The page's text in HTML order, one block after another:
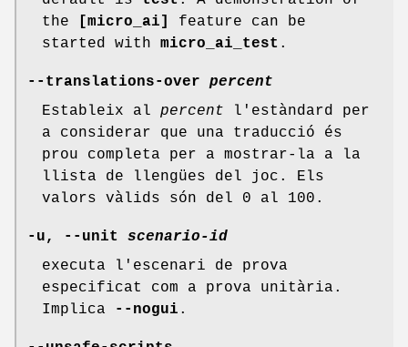
the
[micro_ai]
feature can be
started with micro_ai_test .
--translations-over percent
Estableix al percent l'estàndard per
a considerar que una traducció és
prou completa per a mostrar-la a la
llista de llengües del joc. Els
valors vàlids són del 0 al 100.
-u, --unit
scenario-id
executa l'escenari de prova
especificat com a prova unitària.
Implica
--nogui .